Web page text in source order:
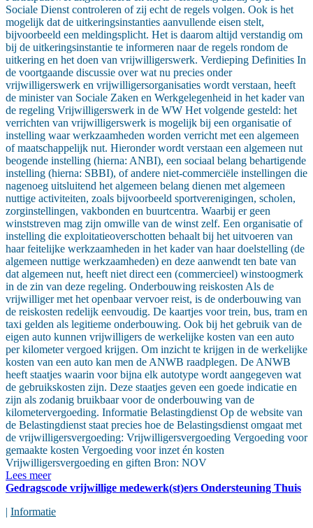
Sociale Dienst controleren of zij echt de regels volgen. Ook is het
mogelijk dat de uitkeringsinstanties aanvullende eisen stelt,
bijvoorbeeld een meldingsplicht. Het is daarom altijd verstandig om
bij de uitkeringsinstantie te informeren naar de regels rondom de
uitkering en het doen van vrijwilligerswerk. Verdieping Definities In
de voortgaande discussie over wat nu precies onder
vrijwilligerswerk en vrijwilligersorganisaties wordt verstaan, heeft
de minister van Sociale Zaken en Werkgelegenheid in het kader van
de regeling Vrijwilligerswerk in de WW Het volgende gesteld: het
verrichten van vrijwilligerswerk is mogelijk bij een organisatie of
instelling waar werkzaamheden worden verricht met een algemeen
of maatschappelijk nut. Hieronder wordt verstaan een algemeen nut
beogende instelling (hierna: ANBI), een sociaal belang behartigende
instelling (hierna: SBBI), of andere niet-commerciële instellingen die
nagenoeg uitsluitend het algemeen belang dienen met algemeen
nuttige activiteiten, zoals bijvoorbeeld sportverenigingen, scholen,
zorginstellingen, vakbonden en buurtcentra. Waarbij er geen
winststreven mag zijn omwille van de winst zelf. Een organisatie of
instelling die exploitatieoverschotten behaalt bij het uitvoeren van
haar feitelijke werkzaamheden in het kader van haar doelstelling (de
algemeen nuttige werkzaamheden) en deze aanwendt ten bate van
dat algemeen nut, heeft niet direct een (commercieel) winstoogmerk
in de zin van deze regeling. Onderbouwing reiskosten Als de
vrijwilliger met het openbaar vervoer reist, is de onderbouwing van
de reiskosten redelijk eenvoudig. De kaartjes voor trein, bus, tram en
taxi gelden als legitieme onderbouwing. Ook bij het gebruik van de
eigen auto kunnen vrijwilligers de werkelijke kosten van een auto
per kilometer vergoed krijgen. Om inzicht te krijgen in de werkelijke
kosten van een auto kan men de ANWB raadplegen. De ANWB
heeft staatjes waarin voor bijna elk autotype wordt aangegeven wat
de gebruikskosten zijn. Deze staatjes geven een goede indicatie en
zijn als zodanig bruikbaar voor de onderbouwing van de
kilometervergoeding. Informatie Belastingdienst Op de website van
de Belastingdienst staat precies hoe de Belastingsdienst omgaat met
de vrijwilligersvergoeding: Vrijwilligersvergoeding Vergoeding voor
gemaakte kosten Vergoeding voor inzet én kosten
Vrijwilligersvergoeding en giften Bron: NOV
Lees meer
Gedragscode vrijwillige medewerk(st)ers Ondersteuning Thuis
| Informatie